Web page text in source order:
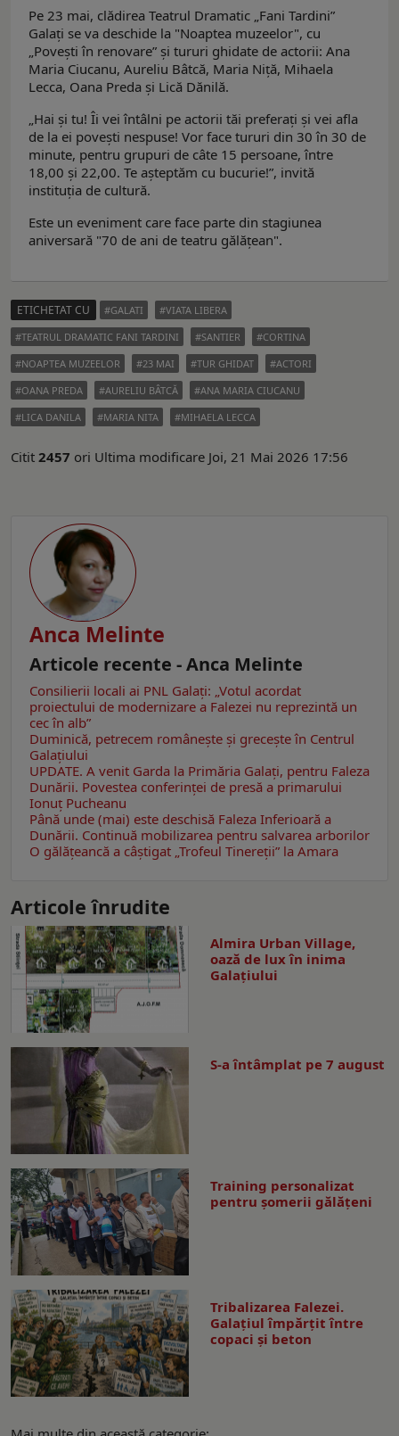
Pe 23 mai, clădirea Teatrul Dramatic „Fani Tardini”
Galați se va deschide la "Noaptea muzeelor", cu
„Povești în renovare” și tururi ghidate de actorii: Ana
Maria Ciucanu, Aureliu Bâtcă, Maria Niță, Mihaela
Lecca, Oana Preda și Lică Dănilă.
„Hai și tu! Îi vei întâlni pe actorii tăi preferați și vei afla
de la ei povești nespuse! Vor face tururi din 30 în 30 de
minute, pentru grupuri de câte 15 persoane, între
18,00 și 22,00. Te așteptăm cu bucurie!”, invită
instituţia de cultură.
Este un eveniment care face parte din stagiunea
aniversară "70 de ani de teatru gălăţean".
ETICHETAT CU GALATI
VIATA LIBERA
TEATRUL DRAMATIC FANI TARDINI
SANTIER
CORTINA
NOAPTEA MUZEELOR
23 MAI TUR GHIDAT
ACTORI
OANA PREDA
AURELIU BÂTCĂ
ANA MARIA CIUCANU
LICA DANILA
MARIA NITA MIHAELA LECCA
Citit 2457 ori Ultima modificare Joi, 21 Mai 2026 17:56
Anca Melinte
Articole recente - Anca Melinte
Consilierii locali ai PNL Galaţi: „Votul acordat
proiectului de modernizare a Falezei nu reprezintă un
cec în alb”
Duminică, petrecem româneşte şi greceşte în Centrul
Galaţiului
UPDATE. A venit Garda la Primăria Galaţi, pentru Faleza
Dunării. Povestea conferinţei de presă a primarului
Ionuţ Pucheanu
Până unde (mai) este deschisă Faleza Inferioară a
Dunării. Continuă mobilizarea pentru salvarea arborilor
O gălăţeancă a câştigat „Trofeul Tinereții” la Amara
Articole înrudite
Almira Urban Village,
oază de lux în inima
Galațiului
S-a întâmplat pe 7 august
Training personalizat
pentru șomerii gălățeni
Tribalizarea Falezei.
Galațiul împărțit între
copaci și beton